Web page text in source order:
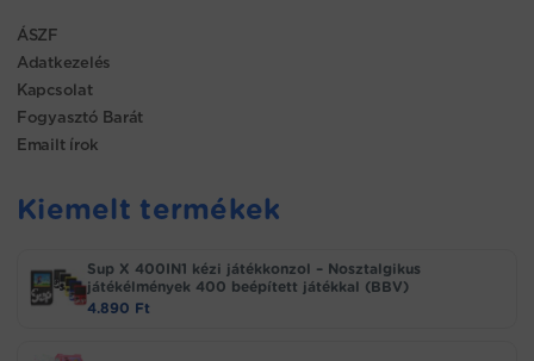
ÁSZF
Adatkezelés
Kapcsolat
Fogyasztó Barát
Emailt írok
Kiemelt termékek
Sup X 400IN1 kézi játékkonzol – Nosztalgikus
játékélmények 400 beépített játékkal (BBV)
4.890 Ft